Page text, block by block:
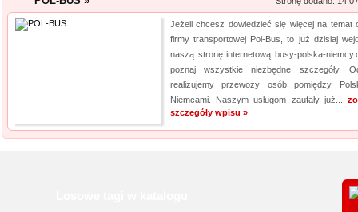
Jeżeli chcesz dowiedzieć się więcej na temat
firmy transportowej Pol-Bus, to już dzisiaj
naszą stronę internetową busy-polska-
poznaj wszystkie niezbędne szczegóły.
realizujemy przewozy osób pomiędzy
Niemcami. Naszym usługom zaufały już...
szczegóły wpisu »